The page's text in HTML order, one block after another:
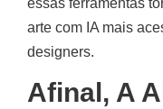
arte com IA mais
designers.
Afinal, A